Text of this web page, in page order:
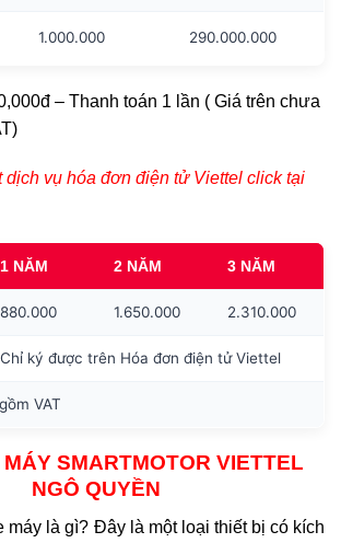
1.000.000 290.000.000
– Thanh toán 1 lần ( Giá trên chưa
dịch vụ hóa đơn điện tử Viettel click tại
1 NĂM 2 NĂM 3 NĂM
880.000 1.650.000 2.310.000
Chỉ ký được trên Hóa đơn điện tử Viettel
VAT
SMARTMOTOR VIETTEL
NGÔ QUYỀN
máy là gì? Đây là một loại thiết bị có kích